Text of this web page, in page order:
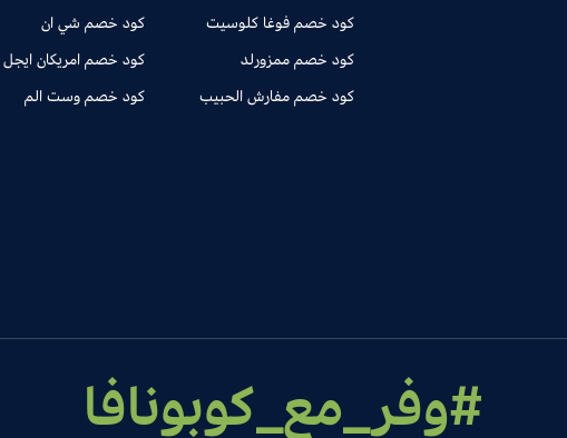
كود خصم فوغا كلوسيت
كود خصم ممزورلد
كود خصم مفارش الحبيب
كود خصم شي ان
كود خصم امريكان ايجل
كود خصم وست الم
#وفر_مع_كوبونافا